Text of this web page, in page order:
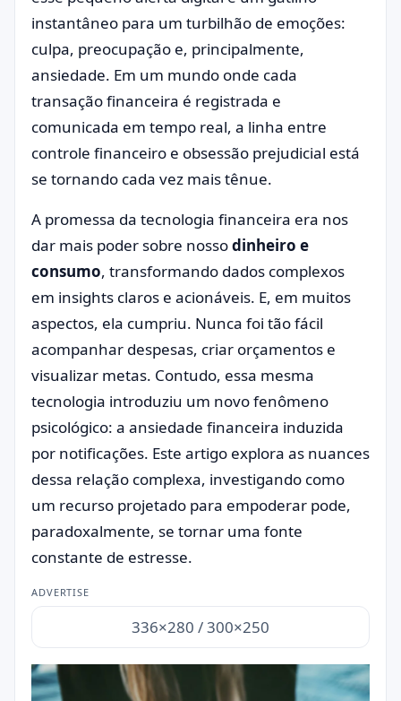
instantâneo para um turbilhão de emoções:
culpa, preocupação e, principalmente,
ansiedade. Em um mundo onde cada
transação financeira é registrada e
comunicada em tempo real, a linha entre
controle financeiro e obsessão prejudicial está
se tornando cada vez mais tênue.
A promessa da tecnologia financeira era nos
dar mais poder sobre nossodinheiro e
consumo, transformando dados complexos
em insights claros e acionáveis. E, em muitos
aspectos, ela cumpriu. Nunca foi tão fácil
acompanhar despesas, criar orçamentos e
visualizar metas. Contudo, essa mesma
tecnologia introduziu um novo fenômeno
psicológico: a ansiedade financeira induzida
por notificações. Este artigo explora as nuances
dessa relação complexa, investigando como
um recurso projetado para empoderar pode,
paradoxalmente, se tornar uma fonte
constante de estresse.
ADVERTISE
336×280 / 300×250